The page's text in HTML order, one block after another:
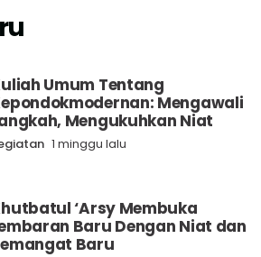
Umum Tentang
Mengawali
Mengukuhkan Niat
1 minggu lalu
‘Arsy Membuka
Baru Dengan Niat dan
Baru